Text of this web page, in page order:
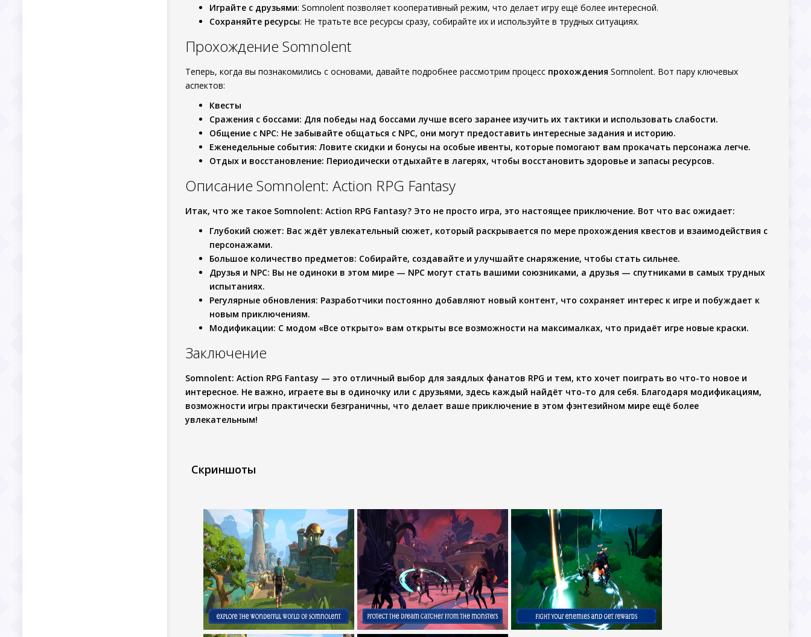
Играйте с друзьями: Somnolent позволяет кооперативный режим, что делает игру ещё более интересной.
Сохраняйте ресурсы: Не тратьте все ресурсы сразу, собирайте их и используйте в трудных ситуациях.
Прохождение Somnolent
Теперь, когда вы познакомились с основами, давайте подробнее рассмотрим процесс прохождения Somnolent. Вот пару ключевых
аспектов:
Квесты
Сражения с боссами: Для победы над боссами лучше всего заранее изучить их тактики и использовать слабости.
Общение с NPC: Не забывайте общаться с NPC, они могут предоставить интересные задания и историю.
Еженедельные события: Ловите скидки и бонусы на особые ивенты, которые помогают вам прокачать персонажа легче.
Отдых и восстановление: Периодически отдыхайте в лагерях, чтобы восстановить здоровье и запасы ресурсов.
Описание Somnolent: Action RPG Fantasy
Итак, что же такое Somnolent: Action RPG Fantasy? Это не просто игра, это настоящее приключение. Вот что вас ожидает:
Глубокий сюжет: Вас ждёт увлекательный сюжет, который раскрывается по мере прохождения квестов и взаимодействия с
персонажами.
Большое количество предметов: Собирайте, создавайте и улучшайте снаряжение, чтобы стать сильнее.
Друзья и NPC: Вы не одиноки в этом мире — NPC могут стать вашими союзниками, а друзья — спутниками в самых трудных
испытаниях.
Регулярные обновления: Разработчики постоянно добавляют новый контент, что сохраняет интерес к игре и побуждает к
новым приключениям.
Модификации: С модом «Все открыто» вам открыты все возможности на максималках, что придаёт игре новые краски.
Заключение
Somnolent: Action RPG Fantasy — это отличный выбор для заядлых фанатов RPG и тем, кто хочет поиграть во что-то новое и
интересное. Не важно, играете вы в одиночку или с друзьями, здесь каждый найдёт что-то для себя. Благодаря модификациям,
возможности игры практически безграничны, что делает ваше приключение в этом фэнтезийном мире ещё более
увлекательным!
Скриншоты